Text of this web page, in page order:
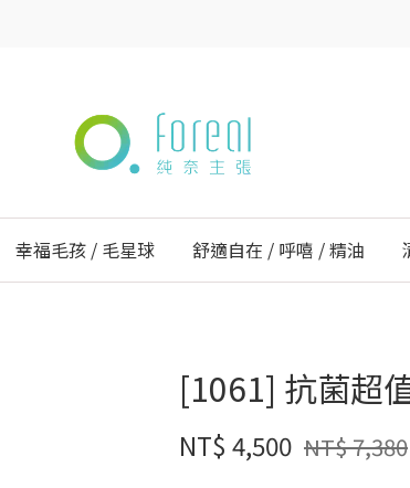
幸福毛孩 / 毛星球 舒適自在 / 呼嘻 / 精油
[1061] 抗菌超
NT$ 4,500 NT$ 7,380